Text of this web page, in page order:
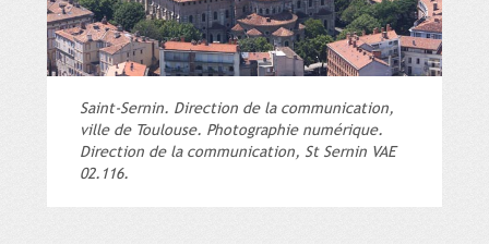
Saint-Sernin. Direction de la communication,
ville de Toulouse. Photographie numérique.
Direction de la communication, St Sernin VAE
02.116.